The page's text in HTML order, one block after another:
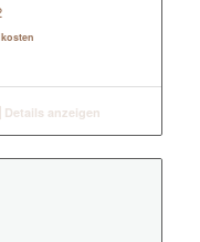
Details anzeigen